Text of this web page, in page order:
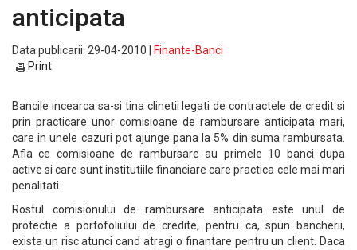
anticipata
Data publicarii: 29-04-2010 |
Finante-Banci
Print
Bancile incearca sa-si tina clinetii legati de contractele de credit si
prin practicare unor comisioane de rambursare anticipata mari,
care in unele cazuri pot ajunge pana la 5% din suma rambursata.
Afla ce comisioane de rambursare au primele 10 banci dupa
active si care sunt institutiile financiare care practica cele mai mari
penalitati.
Rostul comisionului de rambursare anticipata este unul de
protectie a portofoliului de credite, pentru ca, spun bancherii,
exista un risc atunci cand atragi o finantare pentru un client. Daca